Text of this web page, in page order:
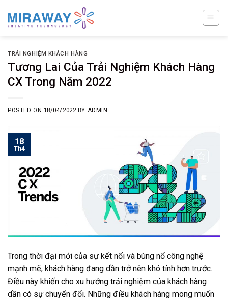
TRẢI NGHIỆM KHÁCH HÀNG
Tương Lai Của Trải Nghiệm Khách Hàng
CX Trong Năm 2022
POSTED ON 18/04/2022BY ADMIN
18
Th4
Trong thời đại mới của sự kết nối và bùng nổ công nghệ
mạnh mẽ, khách hàng đang dần trở nên khó tính hơn trước.
Điều này khiến cho xu hướng trải nghiệm của khách hàng
dần có sự chuyển đổi. Những điều khách hàng mong muốn